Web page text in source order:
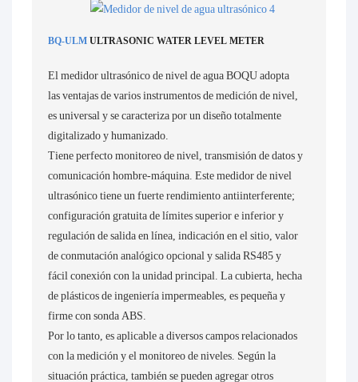
BQ-ULMULTRASONIC WATER LEVEL METER
El medidor ultrasónico de nivel de agua BOQU adopta
las ventajas de varios instrumentos de medición de nivel,
es universal y se caracteriza por un diseño totalmente
digitalizado y humanizado.
Tiene perfecto monitoreo de nivel, transmisión de datos y
comunicación hombre-máquina. Este medidor de nivel
ultrasónico tiene un fuerte rendimiento antiinterferente;
configuración gratuita de límites superior e inferior y
regulación de salida en línea, indicación en el sitio, valor
de conmutación analógico opcional y salida RS485 y
fácil conexión con la unidad principal. La cubierta, hecha
de plásticos de ingeniería impermeables, es pequeña y
firme con sonda ABS.
Por lo tanto, es aplicable a diversos campos relacionados
con la medición y el monitoreo de niveles. Según la
situación práctica, también se pueden agregar otros